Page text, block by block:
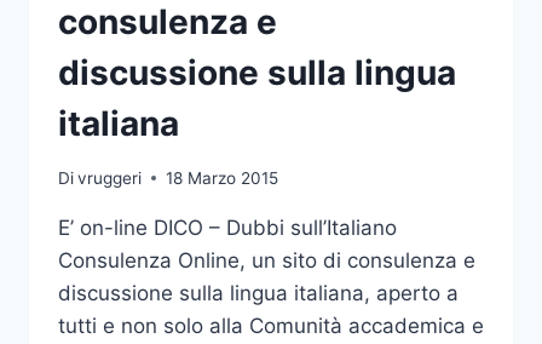
consulenza e
discussione sulla lingua
italiana
Divruggeri 18 Marzo 2015
E’ on-line DICO – Dubbi sull’Italiano
Consulenza Online, un sito di consulenza e
discussione sulla lingua italiana, aperto a
tutti e non solo alla Comunità accademica e